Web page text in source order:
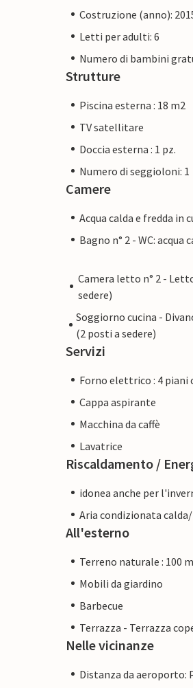
Costruzione (anno):
Letti per adulti: 6
Numero di bambini
Strutture
Piscina esterna : 18 m2
TV satellitare
Doccia esterna : 1 pz.
Numero di seggioloni: 1
Camere
Acqua calda e fredda in
Bagno n° 2 - WC: acqua
Camera letto n° 2 -
sedere)
Soggiorno cucina -
(2 posti a sedere)
Servizi
Forno elettrico : 4 piani
Cappa aspirante
Macchina da caffè
Lavatrice
Riscaldamento /
idonea anche per
Aria condizionata calda/
All'esterno
Terreno naturale : 100
Mobili da giardino
Barbecue
Terrazza - Terrazza
Nelle vicinanze
Distanza da aeroporto: